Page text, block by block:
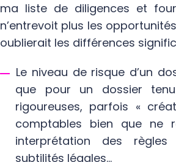
ma liste de diligences et
n’entrevoit plus les
oublierait les différences
Le niveau de risque d’un
que pour un dossier
rigoureuses, parfois «
comptables bien que ne
interprétation des règles
subtilités légales…